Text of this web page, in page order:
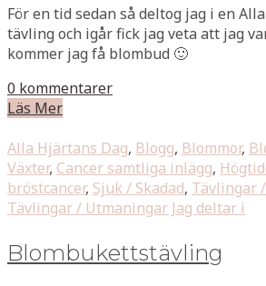
För en tid sedan så deltog jag i en
tävling och igår fick jag veta att jag
kommer jag få blombud 🙂
0 kommentarer
Läs Mer
Alla Hjärtans Dag, Blogg, Blommor,
Växter, Cancer samtliga inlägg,
bröstcancer, Sjuk / Skadad, Tävlingar
Tävlingar / Utmaningar Jag deltar i
Blombukettstävling